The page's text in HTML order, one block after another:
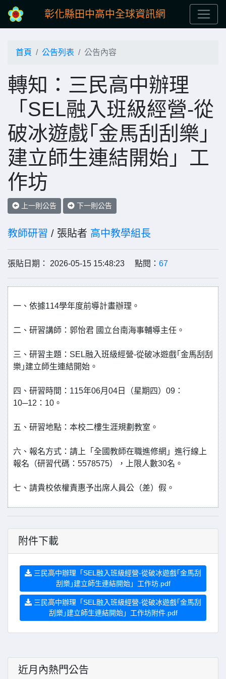
彰化縣田中高中全球資訊網
首頁 公告列表 公告內容
轉知：三民高中辦理
「SEL融入班級經營-從
破冰遊戲｢金馬刮刮樂｣
建立師生連結開始」工
作坊
上一則公告 下一則公告
教師研習 / 張貼者 高中教學組長
張貼日期： 2026-05-15 15:48:23 點閱： 67
一、依據114學年度前導計畫辦理。
二、研習講師：郭怡君 國立台南海事輔導主任。
三、研習主題：SEL融入班級經營-從破冰遊戲｢金馬刮刮
樂｣建立師生連結開始。
四、研習時間：115年06月04日（星期四）09：
10─12：10。
五、研習地點：本校二樓生涯規劃教室。
六、報名方式：請上「全國教師在職進修網」進行線上
報名（研習代碼：5578575），上限人數30名。
七、請貴校依權責惠予出席人員公（差）假。
附件下載
三民高中辦理「SEL融入班級經營-從破冰遊戲｢金馬刮
刮樂｣建立師生連結開始」工作坊.pdf
三民高中辦理「SEL融入班級經營-從破冰遊戲｢金馬刮
刮樂｣建立師生連結開始」工作坊附件.pdf
近月內熱門公告